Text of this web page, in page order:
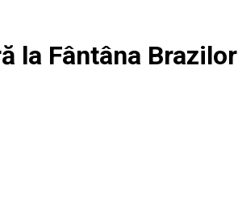
la Fântâna Brazilor